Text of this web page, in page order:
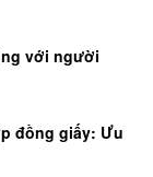
với người
đồng giấy: Ưu